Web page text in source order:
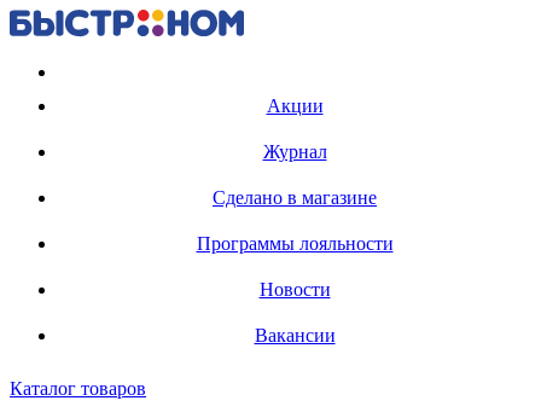
Акции
Журнал
Сделано в магазине
Программы лояльности
Новости
Вакансии
Каталог товаров